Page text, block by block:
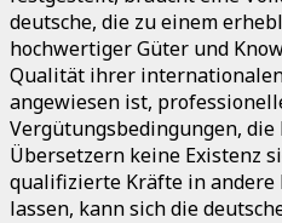
deutsche, die zu einem
hochwertiger Güter und
Qualität ihrer
angewiesen ist,
Vergütungsbedingungen,
Übersetzern keine Existenz
qualifizierte Kräfte in
lassen, kann sich die